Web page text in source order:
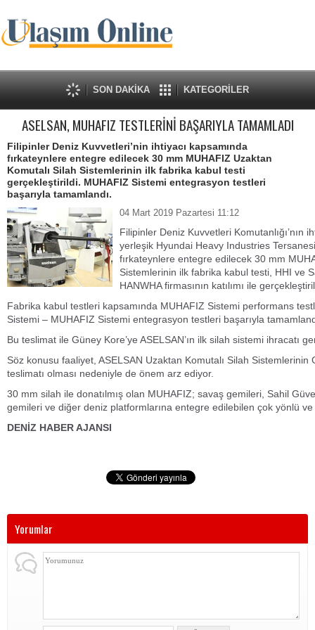
SON DAKİKA KATEGORİLER
ASELSAN, MUHAFIZ TESTLERİNİ BAŞARIYLA TAMAMLADI
Filipinler Deniz Kuvvetleri’nin ihtiyacı kapsamında
fırkateynlere entegre edilecek 30 mm MUHAFIZ Uzaktan
Komutalı Silah Sistemlerinin ilk fabrika kabul testi
gerçekleştirildi. MUHAFIZ Sistemi entegrasyon testleri
başarıyla tamamlandı.
04 Mart 2019 Pazartesi 11:12
Filipinler Deniz Kuvvetleri Komutanlığı’nın
yerleşik Hyundai Heavy Industries
fırkateynlere entegre edilecek 30 mm
Sistemlerinin ilk fabrika kabul testi, HHI ve
HANWHA firmasının katılımı ile
Fabrika kabul testleri kapsamında MUHAFIZ Sistemi performans
Sistemi – MUHAFIZ Sistemi entegrasyon testleri başarıyla
Bu teslimat ile Güney Kore’ye ASELSAN’ın ilk silah sistemi ihracatı
Söz konusu faaliyet, ASELSAN Uzaktan Komutalı Silah
teslimatı olması nedeniyle de önem arz ediyor.
30 mm silah ile donatılmış olan MUHAFIZ; savaş gemileri, Sahil
gemileri ve diğer deniz platformlarına entegre edilebilen çok yönlü
DENİZ HABER AJANSI
Yorumlar